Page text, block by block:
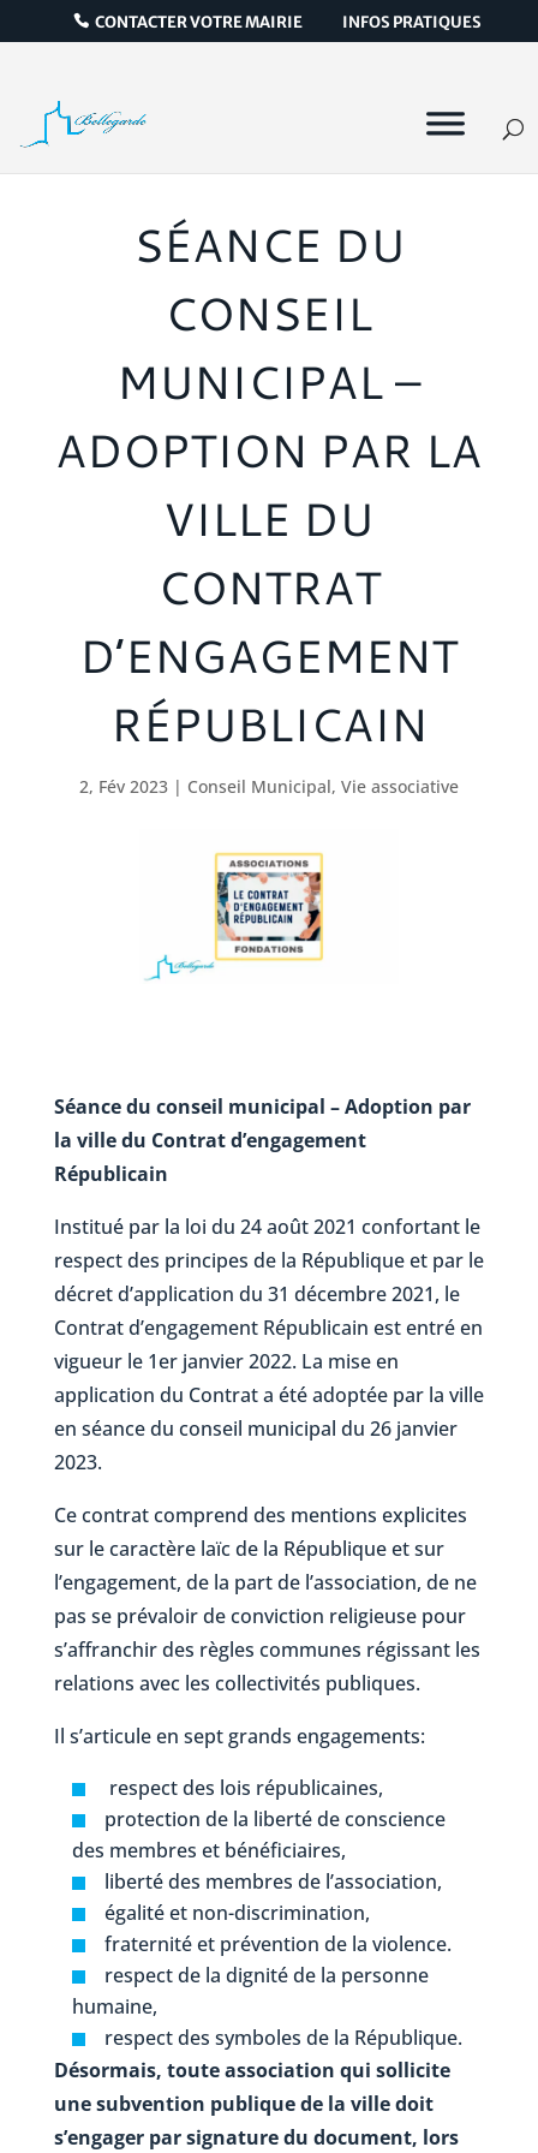
CONTACTER VOTRE MAIRIE INFOS PRATIQUES
SÉANCE DU
CONSEIL
MUNICIPAL –
ADOPTION PAR LA
VILLE DU
CONTRAT
D’ENGAGEMENT
RÉPUBLICAIN
2, Fév 2023| Conseil Municipal, Vie associative
Séance du conseil municipal – Adoption par
la ville du Contrat d’engagement
Républicain
Institué par la loi du 24 août 2021 confortant le
respect des principes de la République et par le
décret d’application du 31 décembre 2021, le
Contrat d’engagement Républicain est entré en
vigueur le 1er janvier 2022. La mise en
application du Contrat a été adoptée par la ville
en séance du conseil municipal du 26 janvier
2023.
Ce contrat comprend des mentions explicites
sur le caractère laïc de la République et sur
l’engagement, de la part de l’association, de ne
pas se prévaloir de conviction religieuse pour
s’affranchir des règles communes régissant les
relations avec les collectivités publiques.
Il s’articule en sept grands engagements:
respect des lois républicaines,
protection de la liberté de conscience
des membres et bénéficiaires,
liberté des membres de l’association,
égalité et non-discrimination,
fraternité et prévention de la violence.
respect de la dignité de la personne
humaine,
respect des symboles de la République.
Désormais, toute association qui sollicite
une subvention publique de la ville doit
s’engager par signature du document, lors